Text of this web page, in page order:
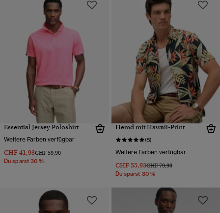
Essential Jersey Poloshirt
Weitere Farben verfügbar
CHF 41,93Preis wurde reduziert von
CHF 59,90bis
Du sparst 30 %
Hemd mit Hawaii-Print
(5)
Weitere Farben verfügbar
CHF 55,93Preis wurde reduziert von
CHF 79,90bis
Du sparst 30 %